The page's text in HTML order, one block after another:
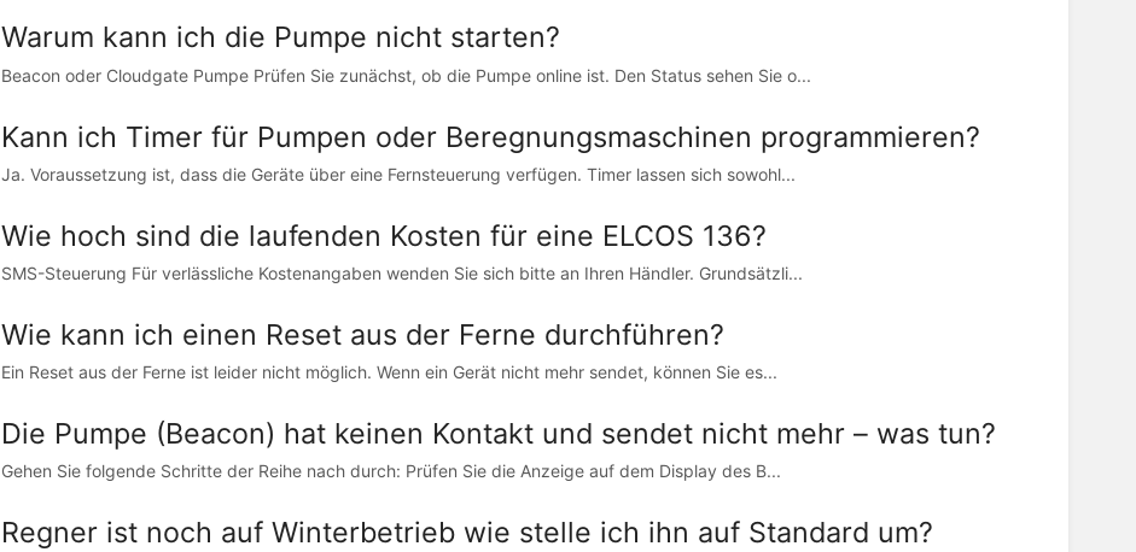
Warum kann ich die Pumpe nicht starten?
Beacon oder Cloudgate Pumpe Prüfen Sie zunächst, ob die Pumpe online ist. Den Status sehen Sie o...
Kann ich Timer für Pumpen oder Beregnungsmaschinen programmieren?
Ja. Voraussetzung ist, dass die Geräte über eine Fernsteuerung verfügen. Timer lassen sich sowohl...
Wie hoch sind die laufenden Kosten für eine ELCOS 136?
SMS-Steuerung Für verlässliche Kostenangaben wenden Sie sich bitte an Ihren Händler. Grundsätzli...
Wie kann ich einen Reset aus der Ferne durchführen?
Ein Reset aus der Ferne ist leider nicht möglich. Wenn ein Gerät nicht mehr sendet, können Sie es...
Die Pumpe (Beacon) hat keinen Kontakt und sendet nicht mehr – was tun?
Gehen Sie folgende Schritte der Reihe nach durch: Prüfen Sie die Anzeige auf dem Display des B...
Regner ist noch auf Winterbetrieb wie stelle ich ihn auf Standard um?